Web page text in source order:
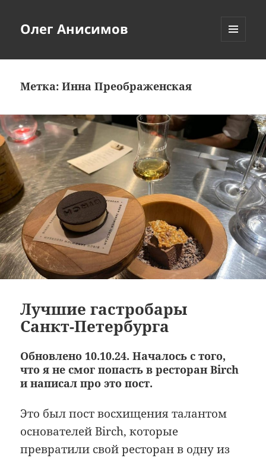
Олег Анисимов
Метка:Инна Преображенская
Лучшие гастробары
Санкт-Петербурга
Обновлено 10.10.24. Началось с того,
что я не смог попасть в ресторан Birch
и написал про это пост.
Это был пост восхищения талантом
основателей Birch, которые
превратили свой ресторан в одну из